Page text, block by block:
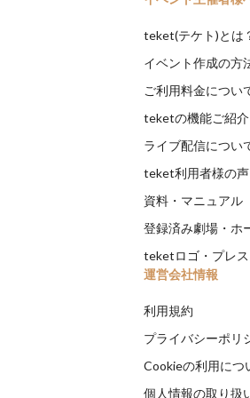
teket(テケト)とは
イベント作成の方
ご利用料金につい
teketの機能ご紹介
ライブ配信につい
teket利用者様の
資料・マニュアル
登録済み劇場・ホ
teketロゴ・プレス
運営会社情報
利用規約
プライバシーポリ
Cookieの利用につ
個人情報の取り扱